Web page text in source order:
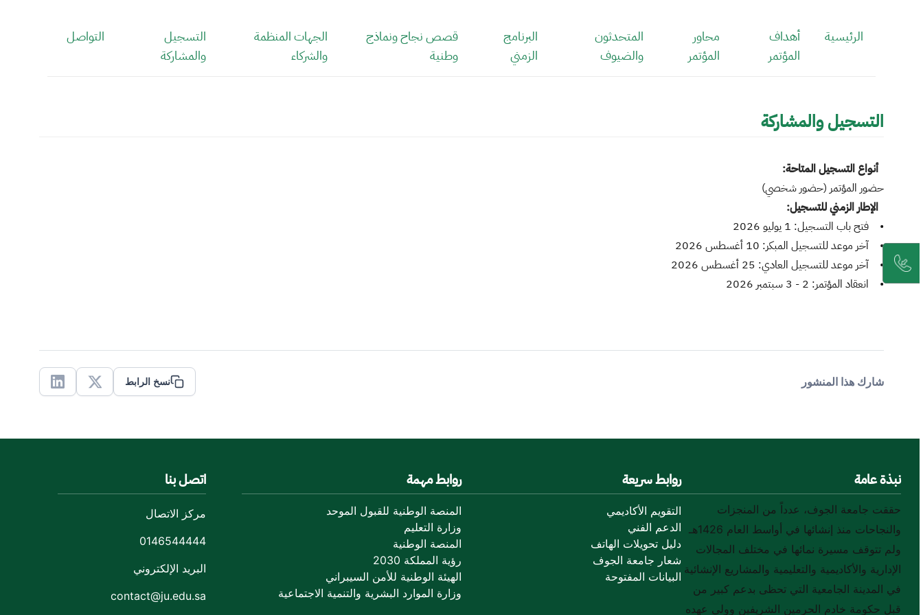
الرئيسية
أهداف
المؤتمر
محاور
المؤتمر
المتحدثون
والضيوف
البرنامج
الزمني
قصص نجاح ونماذج
وطنية
الجهات المنظمة
والشركاء
التسجيل
والمشاركة
التواصل
التسجيل والمشاركة
أنواع التسجيل المتاحة:
حضور المؤتمر (حضور شخصي)
الإطار الزمني للتسجيل:
• فتح باب التسجيل: 1 يوليو 2026
• آخر موعد للتسجيل المبكر: 10 أغسطس 2026
• آخر موعد للتسجيل العادي: 25 أغسطس 2026
• انعقاد المؤتمر: 2 - 3 سبتمبر 2026
شارك هذا المنشور نسخ الرابط
X
Linkedin
نبذة عامة
حققت جامعة الجوف، عدداً من المنجزات
والنجاحات منذ إنشائها في أواسط العام 1426هـ
ولم تتوقف مسيرة نمائها في مختلف المجالات
الإدارية والأكاديمية والتعليمية والمشاريع الإنشائية
في المدينة الجامعية التي تحظى بدعم كبير من
قبل حكومة خادم الحرمين الشريفين وولي عهده
روابط سريعة
التقويم الأكاديمي
الدعم الفني
دليل تحويلات الهاتف
شعار جامعة الجوف
البيانات المفتوحة
روابط مهمة
المنصة الوطنية للقبول الموحد
وزارة التعليم
المنصة الوطنية
رؤية المملكة 2030
الهيئة الوطنية للأمن السيبراني
وزارة الموارد البشرية والتنمية الاجتماعية
اتصل بنا
مركز الاتصال
0146544444
البريد الإلكتروني
contact@ju.edu.sa